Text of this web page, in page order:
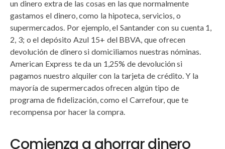
un dinero extra de las cosas en las que normalmente
gastamos el dinero, como la hipoteca, servicios, o
supermercados. Por ejemplo, el Santander con su cuenta 1,
2, 3; o el depósito Azul 15+ del BBVA, que ofrecen
devolución de dinero si domiciliamos nuestras nóminas.
American Express te da un 1,25% de devolución si
pagamos nuestro alquiler con la tarjeta de crédito. Y la
mayoría de supermercados ofrecen algún tipo de
programa de fidelización, como el Carrefour, que te
recompensa por hacer la compra.
Comienza a ahorrar dinero